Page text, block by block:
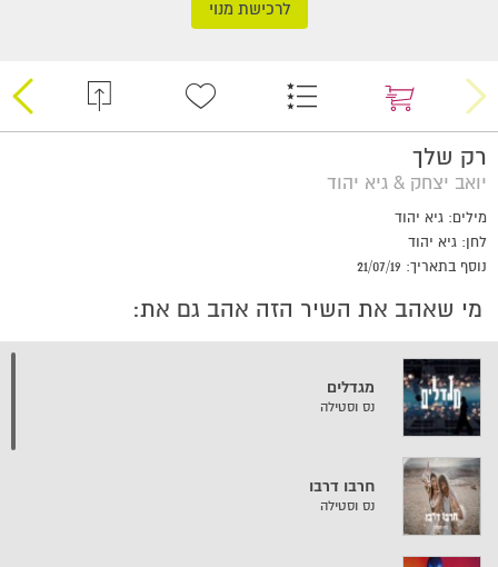
לרכישת מנוי
רק שלך
יואב יצחק & גיא יהוד
מילים: גיא יהוד
לחן: גיא יהוד
נוסף בתאריך: 21/07/19
מי שאהב את השיר הזה אהב גם את:
מגדלים
נס וסטילה
חרבו דרבו
נס וסטילה